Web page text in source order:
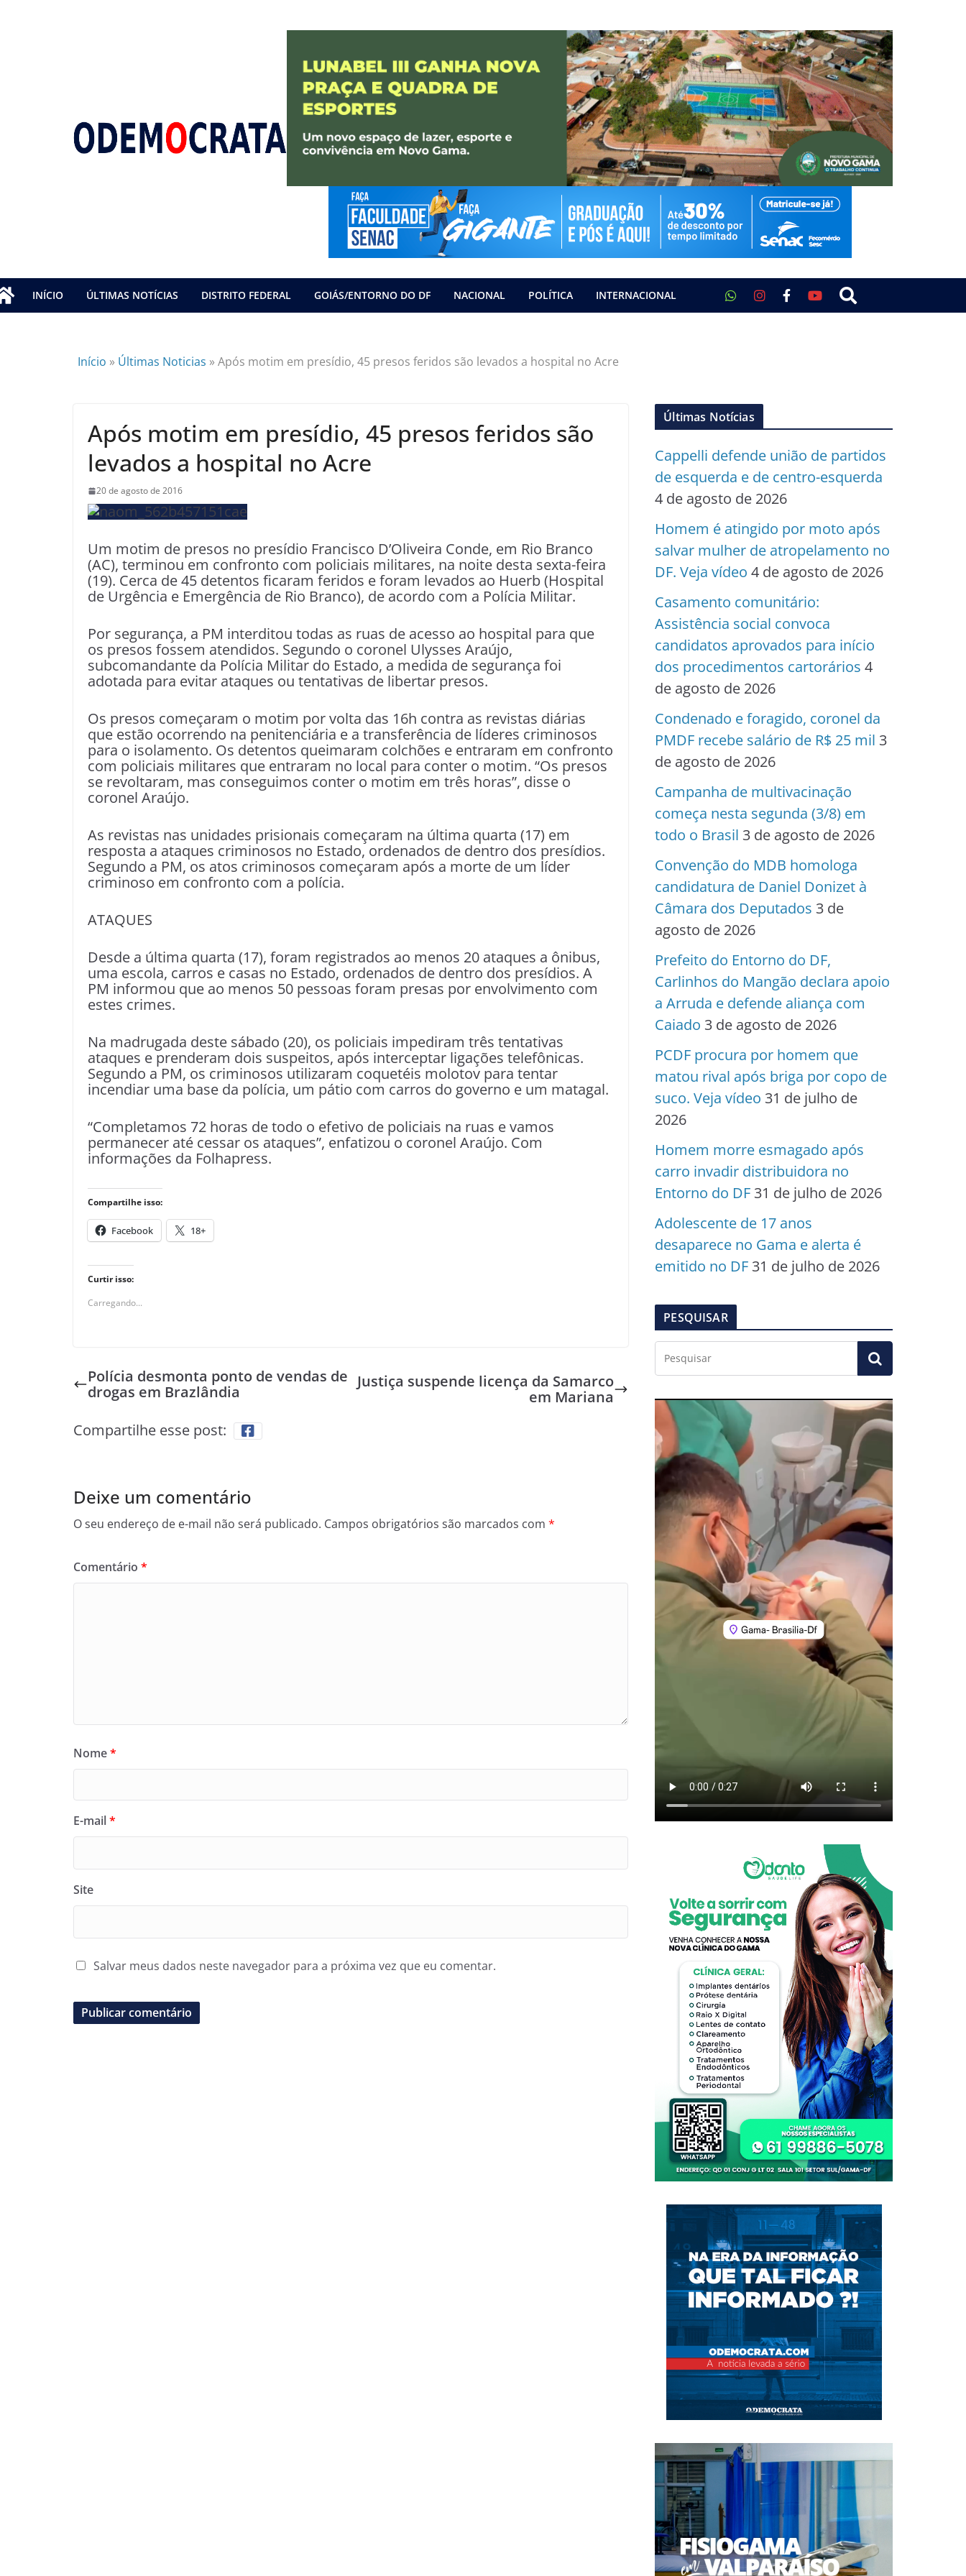
INÍCIO ÚLTIMAS NOTÍCIAS DISTRITO FEDERAL GOIÁS/ENTORNO DO DF NACIONAL POLÍTICA INTERNACIONAL
Início » Últimas Noticias »Após motim em presídio, 45 presos feridos são levados a hospital no Acre
Após motim em presídio, 45 presos feridos são
levados a hospital no Acre
20 de agosto de 2016
Um motim de presos no presídio Francisco D’Oliveira Conde, em Rio Branco
(AC), terminou em confronto com policiais militares, na noite desta sexta-feira
(19). Cerca de 45 detentos ficaram feridos e foram levados ao Huerb (Hospital
de Urgência e Emergência de Rio Branco), de acordo com a Polícia Militar.
Por segurança, a PM interditou todas as ruas de acesso ao hospital para que
os presos fossem atendidos. Segundo o coronel Ulysses Araújo,
subcomandante da Polícia Militar do Estado, a medida de segurança foi
adotada para evitar ataques ou tentativas de libertar presos.
Os presos começaram o motim por volta das 16h contra as revistas diárias
que estão ocorrendo na penitenciária e a transferência de líderes criminosos
para o isolamento. Os detentos queimaram colchões e entraram em confronto
com policiais militares que entraram no local para conter o motim. “Os presos
se revoltaram, mas conseguimos conter o motim em três horas”, disse o
coronel Araújo.
As revistas nas unidades prisionais começaram na última quarta (17) em
resposta a ataques criminosos no Estado, ordenados de dentro dos presídios.
Segundo a PM, os atos criminosos começaram após a morte de um líder
criminoso em confronto com a polícia.
ATAQUES
Desde a última quarta (17), foram registrados ao menos 20 ataques a ônibus,
uma escola, carros e casas no Estado, ordenados de dentro dos presídios. A
PM informou que ao menos 50 pessoas foram presas por envolvimento com
estes crimes.
Na madrugada deste sábado (20), os policiais impediram três tentativas
ataques e prenderam dois suspeitos, após interceptar ligações telefônicas.
Segundo a PM, os criminosos utilizaram coquetéis molotov para tentar
incendiar uma base da polícia, um pátio com carros do governo e um matagal.
“Completamos 72 horas de todo o efetivo de policiais na ruas e vamos
permanecer até cessar os ataques”, enfatizou o coronel Araújo. Com
informações da Folhapress.
Compartilhe isso:
Facebook 18+
Curtir isso:
Carregando...
Polícia desmonta ponto de vendas de
drogas em Brazlândia
Justiça suspende licença da Samarco
em Mariana
Compartilhe esse post:
Deixe um comentário
O seu endereço de e-mail não será publicado. Campos obrigatórios são marcados com *
Comentário *
Nome*
E-mail*
Site
Salvar meus dados neste navegador para a próxima vez que eu comentar.
Últimas Notícias
Cappelli defende união de partidos
de esquerda e de centro-esquerda
4 de agosto de 2026
Homem é atingido por moto após
salvar mulher de atropelamento no
DF. Veja vídeo 4 de agosto de 2026
Casamento comunitário:
Assistência social convoca
candidatos aprovados para início
dos procedimentos cartorários 4
de agosto de 2026
Condenado e foragido, coronel da
PMDF recebe salário de R$ 25 mil 3
de agosto de 2026
Campanha de multivacinação
começa nesta segunda (3/8) em
todo o Brasil 3 de agosto de 2026
Convenção do MDB homologa
candidatura de Daniel Donizet à
Câmara dos Deputados 3 de
agosto de 2026
Prefeito do Entorno do DF,
Carlinhos do Mangão declara apoio
a Arruda e defende aliança com
Caiado 3 de agosto de 2026
PCDF procura por homem que
matou rival após briga por copo de
suco. Veja vídeo 31 de julho de
2026
Homem morre esmagado após
carro invadir distribuidora no
Entorno do DF 31 de julho de 2026
Adolescente de 17 anos
desaparece no Gama e alerta é
emitido no DF 31 de julho de 2026
PESQUISAR